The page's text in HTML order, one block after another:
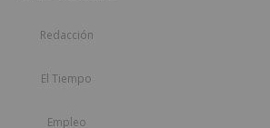
Redacción
El Tiempo
Empleo